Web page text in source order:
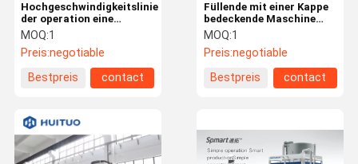
Füllende mit einer Kappe
bedeckende Maschine
automatischer Flasche
Huituo für
Reinigerwesentliches,
Abwaschreinigungsmittel
MOQ:1
Preis:negotiable
Bestpreis
contact
Hochgeschwindigkeitslinie
der operation eine
umfasst Arten von den
Produkten, die mit einer
Kappe bedeckende
Maschine füllen
MOQ:1
Preis:negotiable
Bestpreis
contact